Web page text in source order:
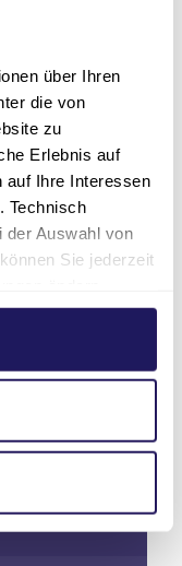
über Ihren
die von
zu
Erlebnis auf
auf Ihre Interessen
Technisch
der Auswahl von
Sie jederzeit
in unserer